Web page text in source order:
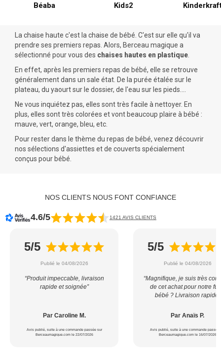
Béaba Kids2
La chaise haute c'est la chaise de bébé. C'est sur elle qu'il va
prendre ses premiers repas. Alors, Berceau magique a
sélectionné pour vous des chaises hautes en plastique.
En effet, après les premiers repas de bébé, elle se retrouve
généralement dans un sale état. De la purée étalée sur le
plateau, du yaourt sur le dossier, de l'eau sur les pieds....
Ne vous inquiétez pas, elles sont très facile à nettoyer. En
plus, elles sont très colorées et vont beaucoup plaire à bébé :
mauve, vert, orange, bleu, etc.
Pour rester dans le thème du repas de bébé, venez découvrir
nos sélections d'assiettes et de couverts spécialement
conçus pour bébé.
NOS CLIENTS NOUS FONT CONFIANCE
4.6/5 1421 AVIS CLIENTS
5/5
Publié le 04/08/2026
“Produit impeccable, livraison
rapide et soignée”
Par Caroline M.
Avis publié, suite à une commande passée sur
Berceaumagique.com le 22/07/2026
5/5
Publié le 04/08/2026
“Magnifique, je suis très
de cet achat pour notre
bébé ? Livraison rapide”
Par Anaïs P.
Avis publié, suite à une commande passée
Berceaumagique.com le 16/07/2026